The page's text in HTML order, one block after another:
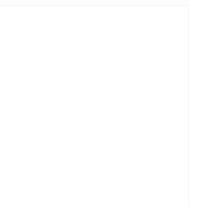
je 5 z 5 hvězdiček.
je 5 z 5 hvězdiček.